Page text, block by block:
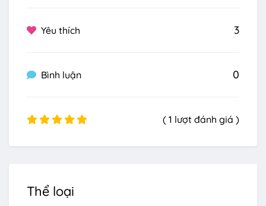
Yêu thích 3
Bình luận 0
( 1 lượt đánh giá )
Thể loại